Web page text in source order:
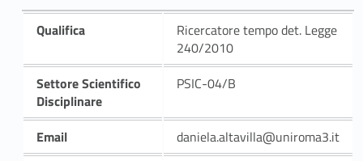
Qualifica
Ricercatore tempo det. Legge
240/2010
Settore Scientifico
Disciplinare
PSIC-04/B
Email
daniela.altavilla@uniroma3.it